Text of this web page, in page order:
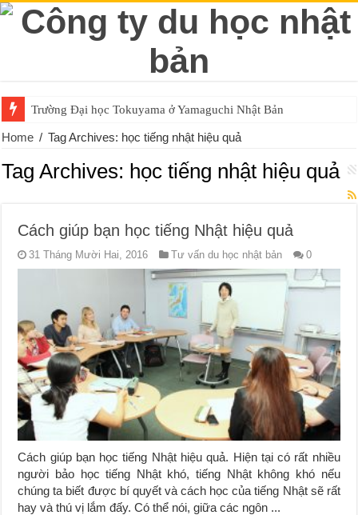
Trường Đại học Tokuyama ở Yamaguchi Nhật Bản
Home / Tag Archives: học tiếng nhật hiệu quả
Tag Archives: học tiếng nhật hiệu quả
Cách giúp bạn học tiếng Nhật hiệu quả
31 Tháng Mười Hai, 2016 Tư vấn du học nhật bản 0
Cách giúp bạn học tiếng Nhật hiệu quả. Hiện tại có rất nhiều
người bảo học tiếng Nhật khó, tiếng Nhật không khó nếu
chúng ta biết được bí quyết và cách học của tiếng Nhật sẽ rất
hay và thú vị lắm đấy. Có thể nói, giữa các ngôn ...